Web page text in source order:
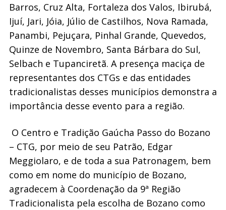
Barros, Cruz Alta, Fortaleza dos Valos, Ibirubá,
Ijuí, Jari, Jóia, Júlio de Castilhos, Nova Ramada,
Panambi, Pejuçara, Pinhal Grande, Quevedos,
Quinze de Novembro, Santa Bárbara do Sul,
Selbach e Tupanciretã. A presença maciça de
representantes dos CTGs e das entidades
tradicionalistas desses municípios demonstra a
importância desse evento para a região.
O Centro e Tradição Gaúcha Passo do Bozano
– CTG, por meio de seu Patrão, Edgar
Meggiolaro, e de toda a sua Patronagem, bem
como em nome do município de Bozano,
agradecem à Coordenação da 9ª Região
Tradicionalista pela escolha de Bozano como